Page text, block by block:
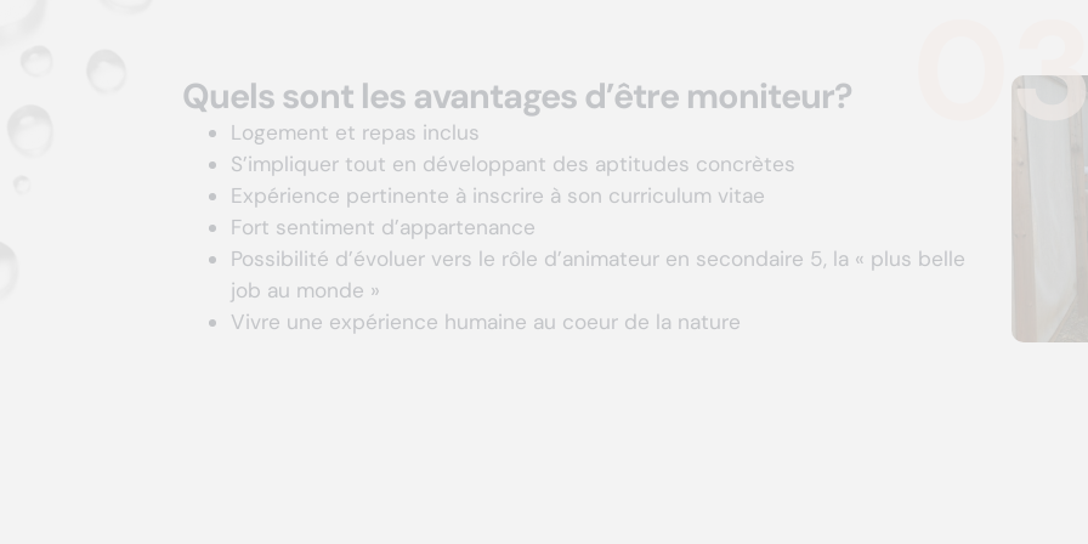
Quels sont les avantages d’être moniteur?
Logement et repas inclus
S’impliquer tout en développant des aptitudes concrètes
Expérience pertinente à inscrire à son curriculum vitae
Fort sentiment d’appartenance
Possibilité d’évoluer vers le rôle d’animateur en secondaire 5, la « plus belle
job au monde »
Vivre une expérience humaine au coeur de la nature